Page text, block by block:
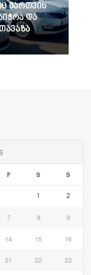
მართვის
და
F S S
1 2
7 8 9
14 15 16
21 22 23